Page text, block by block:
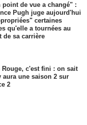
point de vue a changé" :
Pugh juge aujourd'hui
certaines
qu'elle a tournées au
de sa carrière
Rouge, c'est fini : on sait
aura une saison 2 sur
2